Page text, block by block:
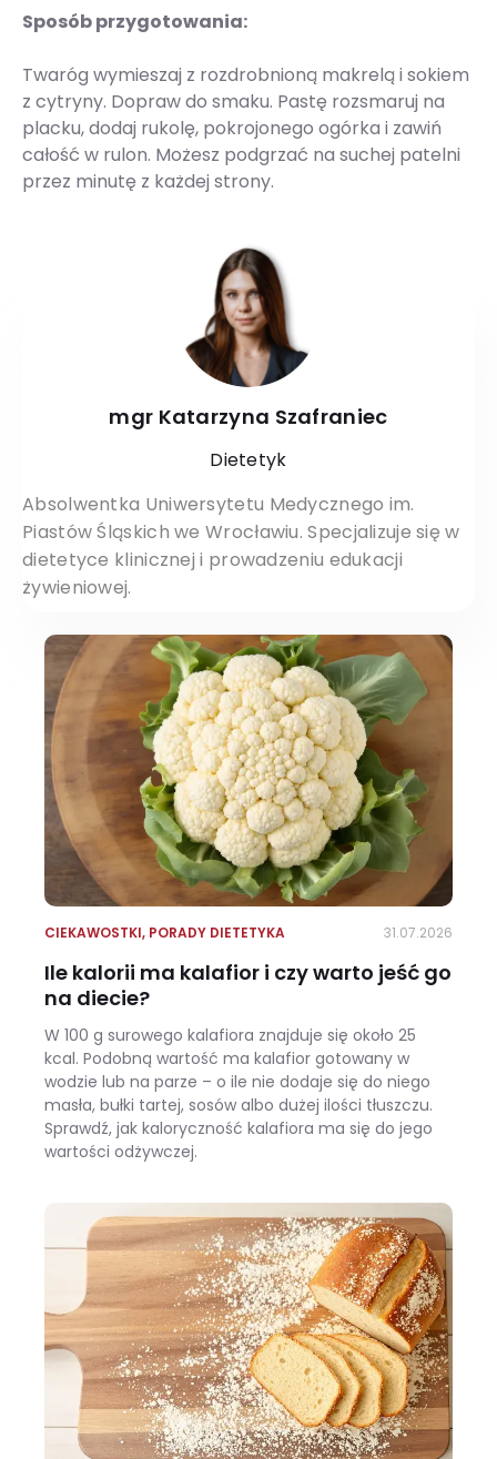
Sposób przygotowania:
Twaróg wymieszaj z rozdrobnioną makrelą i sokiem
z cytryny. Dopraw do smaku. Pastę rozsmaruj na
placku, dodaj rukolę, pokrojonego ogórka i zawiń
całość w rulon. Możesz podgrzać na suchej patelni
przez minutę z każdej strony.
mgr Katarzyna Szafraniec
Dietetyk
Absolwentka Uniwersytetu Medycznego im.
Piastów Śląskich we Wrocławiu. Specjalizuje się w
dietetyce klinicznej i prowadzeniu edukacji
żywieniowej.
CIEKAWOSTKI, PORADY DIETETYKA 31.07.2026
Ile kalorii ma kalafior i czy warto jeść go
na diecie?
W 100 g surowego kalafiora znajduje się około 25
kcal. Podobną wartość ma kalafior gotowany w
wodzie lub na parze – o ile nie dodaje się do niego
masła, bułki tartej, sosów albo dużej ilości tłuszczu.
Sprawdź, jak kaloryczność kalafiora ma się do jego
wartości odżywczej.